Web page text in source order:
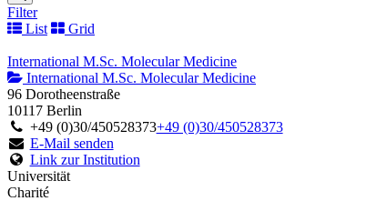
Filter
List
Grid
International M.Sc. Molecular Medicine
International M.Sc. Molecular Medicine
96 Dorotheenstraße
10117 Berlin
+49 (0)30/450528373+49 (0)30/450528373
E-Mail senden
Link zur Institution
Universität
Charité